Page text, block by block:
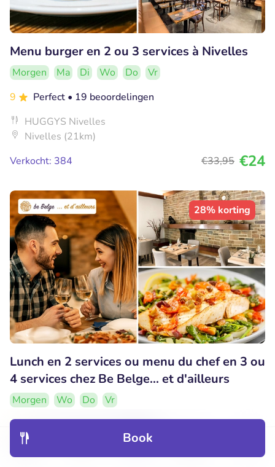
Book
Menu burger en 2 ou 3 services à Nivelles
Morgen Ma Di Wo Do
Vr
9
Perfect • 19 beoordelingen
HUGGYS Nivelles
Nivelles (21km)
Verkocht: 384
€33,95 €24
28% korting
Lunch en 2 services ou menu du chef en 3 ou
4 services chez Be Belge... et d'ailleurs
Morgen Wo Do
Vr
9.9